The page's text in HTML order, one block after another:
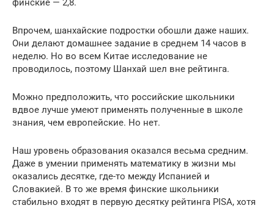
финские — 2,8.
Впрочем, шанхайские подростки обошли даже наших.
Они делают домашнее задание в среднем 14 часов в
неделю. Но во всем Китае исследование не
проводилось, поэтому Шанхай шел вне рейтинга.
Можно предположить, что российские школьники
вдвое лучше умеют применять полученные в школе
знания, чем европейские. Но нет.
Наш уровень образования оказался весьма средним.
Даже в умении применять математику в жизни мы
оказались десятке, где-то между Испанией и
Словакией. В то же время финские школьники
стабильно входят в первую десятку рейтинга PISA, хотя